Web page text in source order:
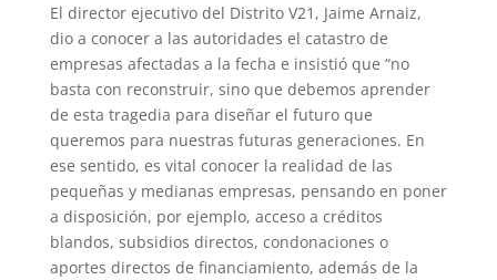
El director ejecutivo del Distrito V21, Jaime Arnaiz,
dio a conocer a las autoridades el catastro de
empresas afectadas a la fecha e insistió que “no
basta con reconstruir, sino que debemos aprender
de esta tragedia para diseñar el futuro que
queremos para nuestras futuras generaciones. En
ese sentido, es vital conocer la realidad de las
pequeñas y medianas empresas, pensando en poner
a disposición, por ejemplo, acceso a créditos
blandos, subsidios directos, condonaciones o
aportes directos de financiamiento, además de la